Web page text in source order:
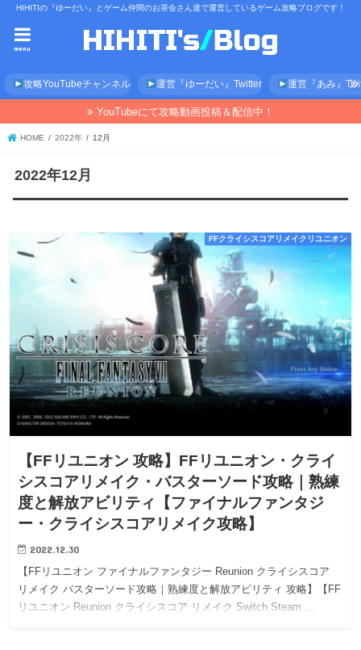
HIHITIの『ゆーだい』とゲーム仲間のお茶会さん達で運営しているゲーム攻略ブログです！
menu
攻略YouTubeチャンネル 運営『ゆーだい』Twitter 運営『あみ』
YouTubeにて攻略動画投稿＆配信中！
HOME 2022年 12月
2022年12月
FFクライシスコアリメイクリユニオン
【FFリユニオン 攻略】FFリユニオン・クライ
シスコアリメイク・バスターソード攻略｜熟練
度と解放アビリティ【ファイナルファンタジ
ー・クライシスコアリメイク攻略】
2022.12.30
【FFリユニオン ファイナルファンタジー Reunion クライシスコア
リメイク バスターソード攻略｜熟練度と解放アビリティ 攻略】【FF
リユニオン Reunion クライシスコア リメイク Switch Steam …